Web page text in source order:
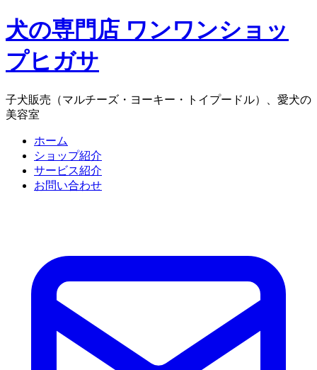
犬の専門店 ワンワンショッ
プヒガサ
子犬販売（マルチーズ・ヨーキー・トイプードル）、愛犬の
美容室
ホーム
ショップ紹介
サービス紹介
お問い合わせ